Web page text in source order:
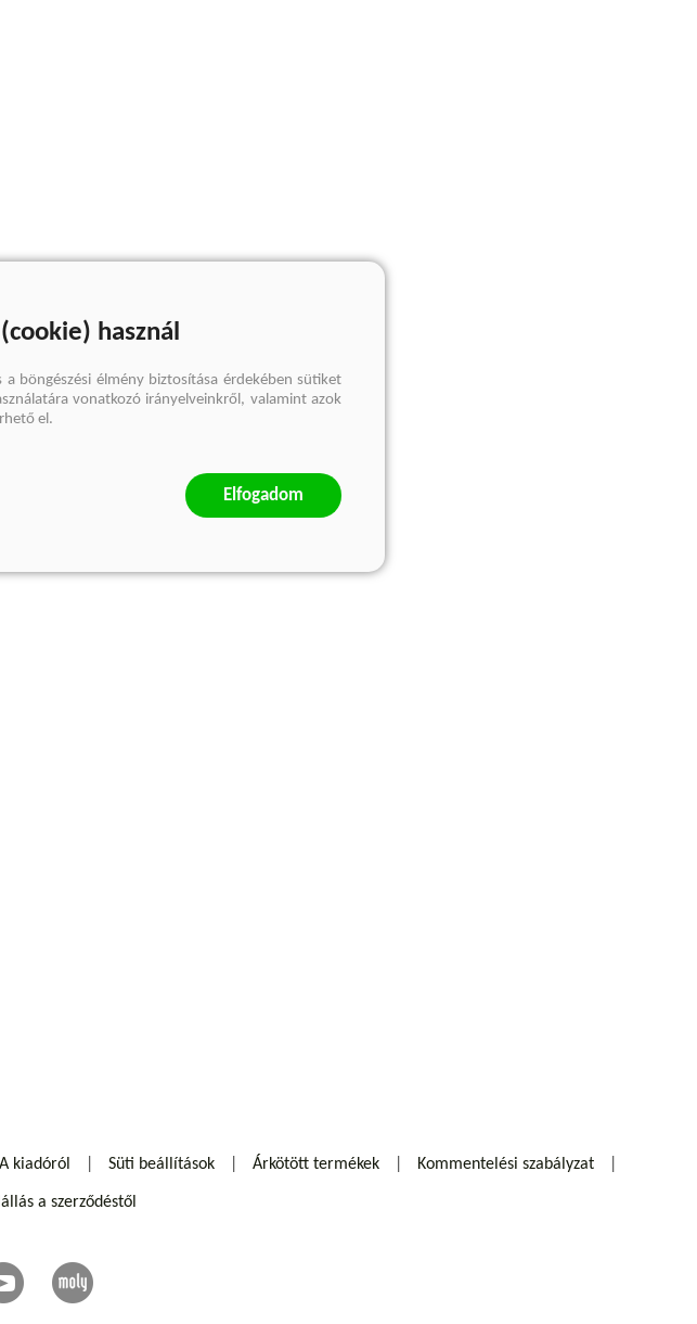
A kiadóról Süti beállítások Árkötött termékek Kommentelési szabályzat
a szerződéstől
használ
böngészési élmény biztosítása érdekében sütiket
vonatkozó irányelveinkről, valamint azok
el.
Elfogadom